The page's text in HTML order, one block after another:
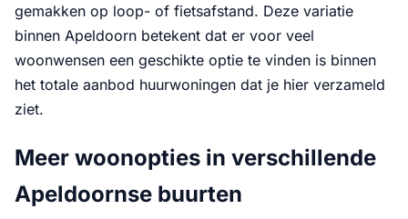
gemakken op loop- of fietsafstand. Deze variatie
binnen Apeldoorn betekent dat er voor veel
woonwensen een geschikte optie te vinden is binnen
het totale aanbod huurwoningen dat je hier verzameld
ziet.
Meer woonopties in verschillende
Apeldoornse buurten